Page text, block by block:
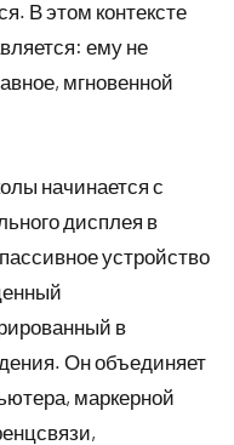
В этом контексте
ему не
мгновенной
начинается с
дисплея в
устройство
в
Он объединяет
маркерной